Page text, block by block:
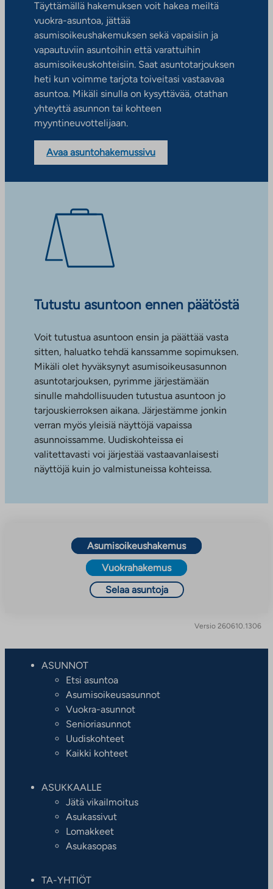
Täyttämällä hakemuksen voit hakea meiltä
vuokra-asuntoa, jättää
asumisoikeushakemuksen sekä vapaisiin ja
vapautuviin asuntoihin että varattuihin
asumisoikeuskohteisiin. Saat asuntotarjouksen
heti kun voimme tarjota toiveitasi vastaavaa
asuntoa. Mikäli sinulla on kysyttävää, otathan
yhteyttä asunnon tai kohteen
myyntineuvottelijaan.
Avaa asuntohakemussivu
Tutustu asuntoon ennen päätöstä
Voit tutustua asuntoon ensin ja päättää vasta
sitten, haluatko tehdä kanssamme sopimuksen.
Mikäli olet hyväksynyt asumisoikeusasunnon
asuntotarjouksen, pyrimme järjestämään
sinulle mahdollisuuden tutustua asuntoon jo
tarjouskierroksen aikana. Järjestämme jonkin
verran myös yleisiä näyttöjä vapaissa
asunnoissamme. Uudiskohteissa ei
valitettavasti voi järjestää vastaavanlaisesti
näyttöjä kuin jo valmistuneissa kohteissa.
Asumisoikeushakemus
Vuokrahakemus
Selaa asuntoja
Versio 260610.1306
ASUNNOT
Etsi asuntoa
Asumisoikeusasunnot
Vuokra-asunnot
Senioriasunnot
Uudiskohteet
Kaikki kohteet
ASUKKAALLE
Jätä vikailmoitus
Asukassivut
Lomakkeet
Asukasopas
TA-YHTIÖT